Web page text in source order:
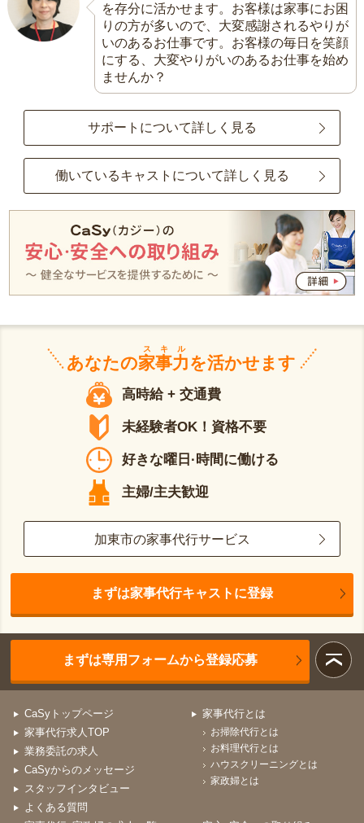
を存分に活かせます。お客様は家事にお困
りの方が多いので、大変感謝されるやりが
いのあるお仕事です。お客様の毎日を笑顔
にする、大変やりがいのあるお仕事を始め
ませんか？
サポートについて詳しく見る
働いているキャストについて詳しく見る
あなたの家事力
スキル
を活かせます
高時給 + 交通費
未経験者OK！資格不要
好きな曜日·時間に働ける
主婦/主夫歓迎
加東市の家事代行サービス
まずは家事代行キャストに登録
まずは専用フォームから登録応募
CaSyトップページ
家事代行求人TOP
業務委託の求人
CaSyからのメッセージ
スタッフインタビュー
よくある質問
家事代行とは
お掃除代行とは
お料理代行とは
ハウスクリーニングとは
家政婦とは